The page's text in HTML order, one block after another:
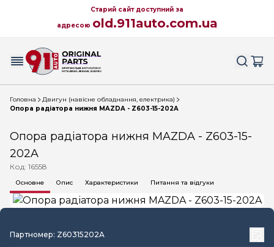
Старий сайт доступний за
адресою old.911auto.com.ua
Головна
Двигун (навісне обладнання, електрика)
Опора радіатора нижня MAZDA - Z603-15-202A
Опора радіатора нижня MAZDA - Z603-15-
202A
Код: 16558
Основне Опис Характеристики Питання та відгуки
Партномер: Z60315202A